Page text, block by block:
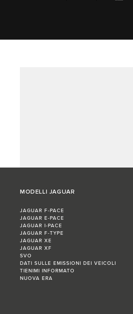
MODELLI JAGUAR
JAGUAR F-PACE
JAGUAR E-PACE
JAGUAR I-PACE
JAGUAR F-TYPE
JAGUAR XE
JAGUAR XF
SVO
DATI SULLE EMISSIONI DEI VEICOLI
TIENIMI INFORMATO
NUOVA ERA